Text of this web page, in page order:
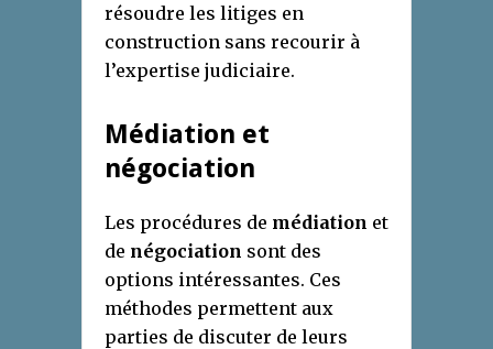
résoudre les litiges en
construction sans recourir à
l’expertise judiciaire.
Médiation et
négociation
Les procédures de médiation et
de négociation sont des
options intéressantes. Ces
méthodes permettent aux
parties de discuter de leurs